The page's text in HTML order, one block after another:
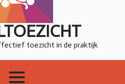
toezicht in de praktijk